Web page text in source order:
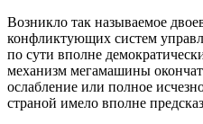
Возникло так называемое
конфликтующих систем
по сути вполне
механизм мегамашины
ослабление или полное
страной имело вполне